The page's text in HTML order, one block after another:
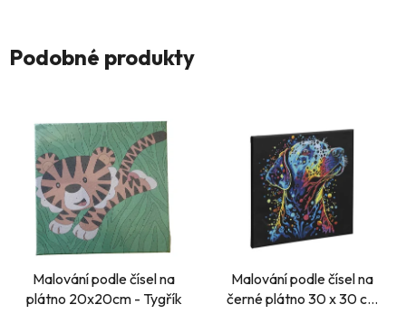
Podobné produkty
Malování podle čísel na
plátno 20x20cm - Tygřík
Malování podle čísel na
černé plátno 30 x 30 cm